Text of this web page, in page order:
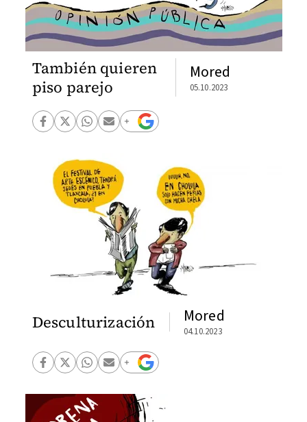
También quieren
piso parejo
Mored
05.10.2023
Desculturización Mored
04.10.2023